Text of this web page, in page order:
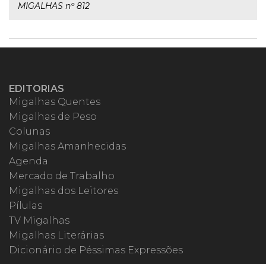
MIGALHAS nº 812
EDITORIAS
Migalhas Quentes
Migalhas de Peso
Colunas
Migalhas Amanhecidas
Agenda
Mercado de Trabalho
Migalhas dos Leitores
Pílulas
TV Migalhas
Migalhas Literárias
Dicionário de Péssimas Expressões